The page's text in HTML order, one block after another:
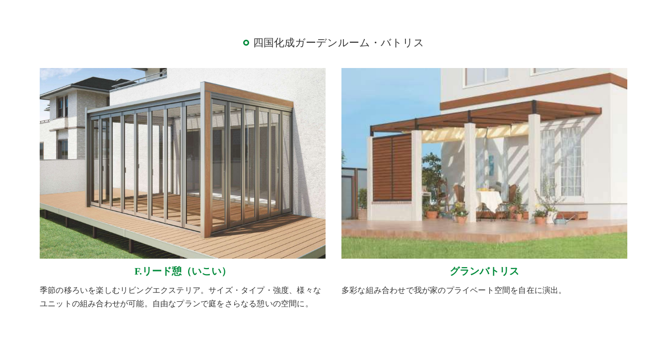
四国化成ガーデンルーム・バトリス
F.リード憩（いこい）
季節の移ろいを楽しむリビングエクステリア。サイズ・タイプ・強度、様々な
ユニットの組み合わせが可能。自由なプランで庭をさらなる憩いの空間に。
グランバトリス
多彩な組み合わせで我が家のプライベート空間を自在に演出。